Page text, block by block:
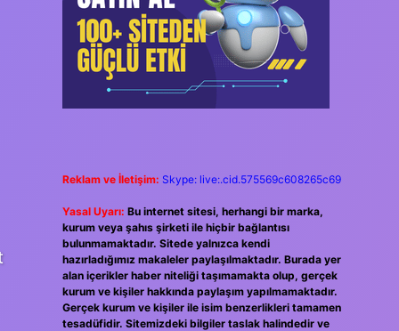
Reklam ve İletişim: Skype: live:.cid.575569c608265c69
Yasal Uyarı: Bu internet sitesi, herhangi bir marka,
kurum veya şahıs şirketi ile hiçbir bağlantısı
bulunmamaktadır. Sitede yalnızca kendi
hazırladığımız makaleler paylaşılmaktadır. Burada yer
alan içerikler haber niteliği taşımamakta olup, gerçek
kurum ve kişiler hakkında paylaşım yapılmamaktadır.
Gerçek kurum ve kişiler ile isim benzerlikleri tamamen
tesadüfidir. Sitemizdeki bilgiler taslak halindedir ve